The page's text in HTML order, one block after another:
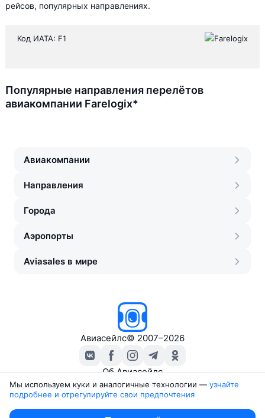
рейсов, популярных направлениях.
Код ИАТА: F1
Популярные направления перелётов
авиакомпании Farelogix*
Авиакомпании
Направления
Города
Аэропорты
Aviasales в мире
Авиасейлс© 2007–2026
Об Авиасейлс
Пресс‑центр
Travelpayouts
Мы используем куки и аналогичные технологии — узнайте
подробнее и отрегулируйте свои предпочтения